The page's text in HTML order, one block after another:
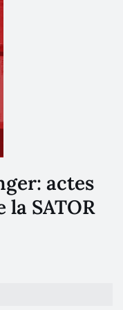
actes
la SATOR